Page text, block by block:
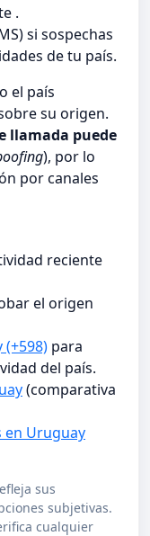
.
si sospechas
de tu país.
el país
su origen.
llamada puede
), por lo
por canales
reciente
el origen
para
del país.
(comparativa
Uruguay
sus
subjetivas.
cualquier